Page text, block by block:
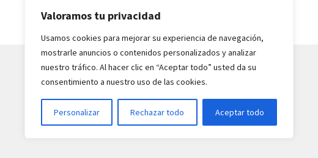
Valoramos tu privacidad
Usamos cookies para mejorar su experiencia de navegación,
mostrarle anuncios o contenidos personalizados y analizar
nuestro tráfico. Al hacer clic en “Aceptar todo” usted da su
consentimiento a nuestro uso de las cookies.
Personalizar Rechazar todo Aceptar todo